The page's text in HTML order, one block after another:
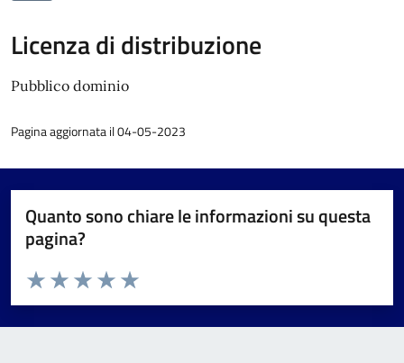
Licenza di distribuzione
Pubblico dominio
Pagina aggiornata il 04-05-2023
Quanto sono chiare le informazioni su questa
pagina?
Valuta da 1 a 5 stelle la pagina
Valuta 5 stelle su 5
Valuta 4 stelle su 5
Valuta 3 stelle su 5
Valuta 2 stelle su 5
Valuta 1 stelle su 5